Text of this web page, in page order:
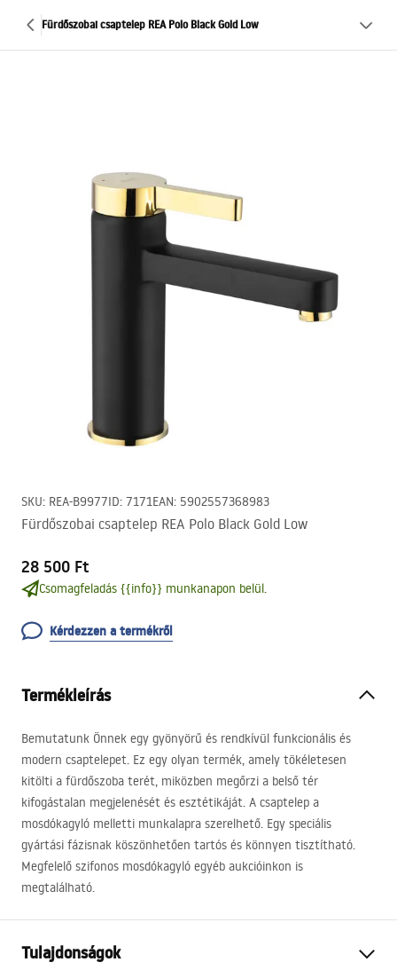
Fürdőszobai csaptelep REA Polo Black Gold Low
SKU: REA-B9977ID: 7171EAN: 5902557368983
Fürdőszobai csaptelep REA Polo Black Gold Low
28 500 Ft
Csomagfeladás {{info}} munkanapon belül.
Kérdezzen a termékről
Termékleírás
Bemutatunk Önnek egy gyönyörű és rendkívül funkcionális és
modern csaptelepet. Ez egy olyan termék, amely tökéletesen
kitölti a fürdőszoba terét, miközben megőrzi a belső tér
kifogástalan megjelenését és esztétikáját. A csaptelep a
mosdókagyló melletti munkalapra szerelhető. Egy speciális
gyártási fázisnak köszönhetően tartós és könnyen tisztítható.
Megfelelő szifonos mosdókagyló egyéb aukcióinkon is
megtalálható.
Tulajdonságok